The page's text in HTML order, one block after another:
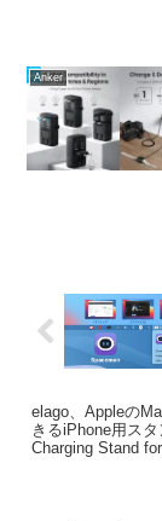
Anker
elago、Appleの
きるiPhone用ス
Charging Stand